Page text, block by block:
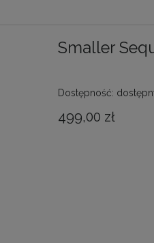
Smaller
Dostępność:
499,00 zł